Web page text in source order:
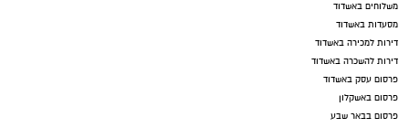
משלוחים באשדוד
מסעדות באשדוד
דירות למכירה באשדוד
דירות להשכרה באשדוד
פרסום עסק באשדוד
פרסום באשקלון
פרסום בבאר שבע